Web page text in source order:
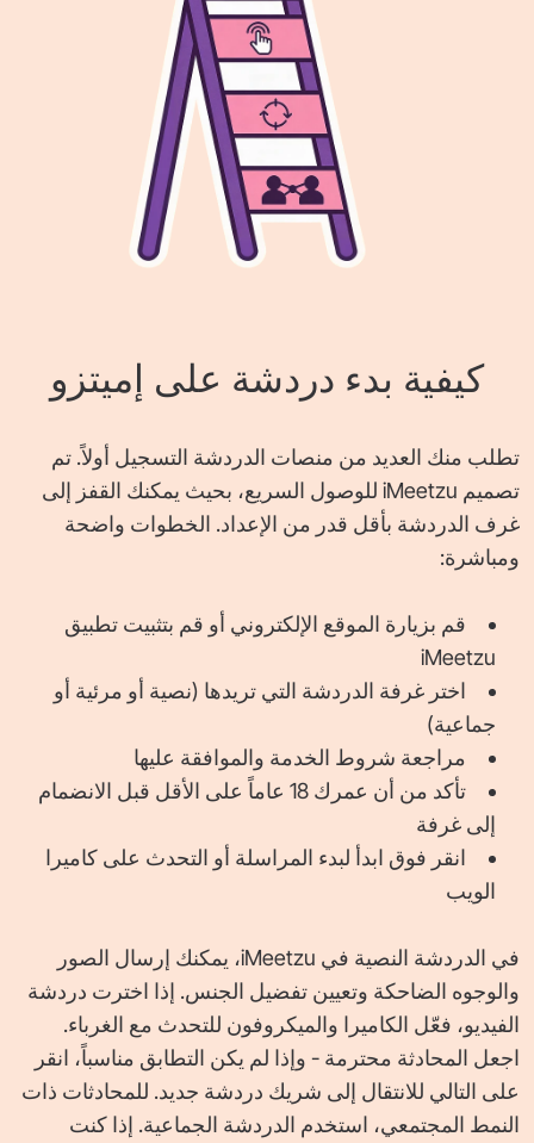
كيفية بدء دردشة على إميتزو
تطلب منك العديد من منصات الدردشة التسجيل أولاً. تم
تصميم iMeetzu للوصول السريع، بحيث يمكنك القفز إلى
غرف الدردشة بأقل قدر من الإعداد. الخطوات واضحة
ومباشرة:
قم بزيارة الموقع الإلكتروني أو قم بتثبيت تطبيق
iMeetzu
اختر غرفة الدردشة التي تريدها (نصية أو مرئية أو
جماعية)
مراجعة شروط الخدمة والموافقة عليها
تأكد من أن عمرك 18 عاماً على الأقل قبل الانضمام
إلى غرفة
انقر فوق ابدأ لبدء المراسلة أو التحدث على كاميرا
الويب
في الدردشة النصية في iMeetzu، يمكنك إرسال الصور
والوجوه الضاحكة وتعيين تفضيل الجنس. إذا اخترت دردشة
الفيديو، فعّل الكاميرا والميكروفون للتحدث مع الغرباء.
اجعل المحادثة محترمة - وإذا لم يكن التطابق مناسباً، انقر
على التالي للانتقال إلى شريك دردشة جديد. للمحادثات ذات
النمط المجتمعي، استخدم الدردشة الجماعية. إذا كنت